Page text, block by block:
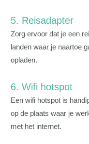
5. Reisadapter
Zorg ervoor dat je een
landen waar je naartoe
opladen.
6. Wifi hotspot
Een wifi hotspot is
op de plaats waar je
met het internet.